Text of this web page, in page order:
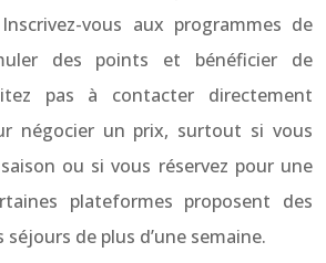
vous aux programmes de
des points et bénéficier de
pas à contacter directement
négocier un prix, surtout si vous
ou si vous réservez pour une
plateformes proposent des
de plus d’une semaine.